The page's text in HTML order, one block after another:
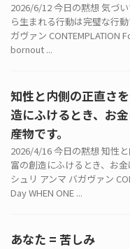
2026/6/12 今日の黙想 気づ
ら生まれる行動は完璧な行
ガヴァン CONTEMPLATION
bornout ...
知性と内側の正直さ
造にふけるとき、お
産物です。
2026/4/16 今日の黙想 知性
富の創造にふけるとき、お
シュリ アンマ バガヴァン
Day WHEN ONE ...
あなた = 苦しみ